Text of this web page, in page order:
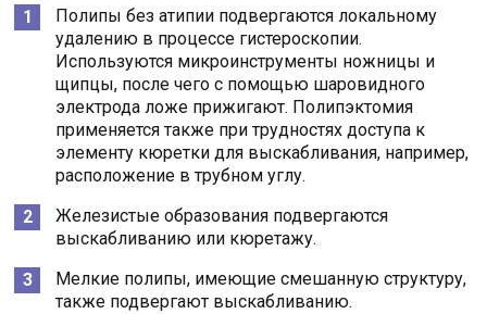
Полипы без атипии подвергаются локальному
удалению в процессе гистероскопии.
Используются микроинструменты ножницы и
щипцы, после чего с помощью шаровидного
электрода ложе прижигают. Полипэктомия
применяется также при трудностях доступа к
элементу кюретки для выскабливания, например,
расположение в трубном углу.
Железистые образования подвергаются
выскабливанию или кюретажу.
Мелкие полипы, имеющие смешанную структуру,
также подвергают выскабливанию.